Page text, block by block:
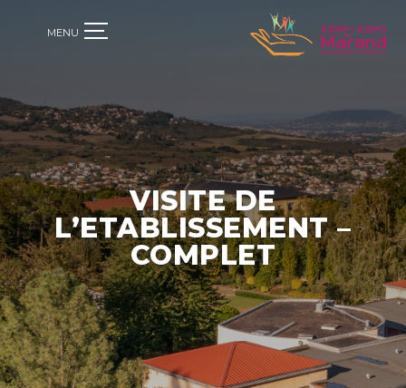
VISITE DE
L’ETABLISSEMENT –
COMPLET